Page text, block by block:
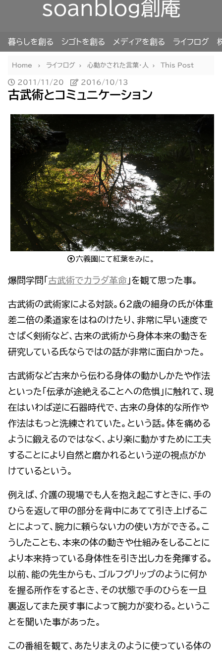
soanblog創庵
暮らしを創る シゴトを創る メディアを創る ライフログ
Home ライフログ 心動かされた言葉・人 This Post
2011/11/20 2016/10/13
古武術とコミュニケーション
六義園にて紅葉をみに。
爆問学問「 古武術でカラダ革命 」を観て思った事。
古武術の武術家による対談。６２歳の細身の氏が体重
差二倍の柔道家をはねのけたり、非常に早い速度で
さばく剣術など、古来の武術から身体本来の動きを
研究している氏ならではの話が非常に面白かった。
古武術など古来から伝わる身体の動かしかたや作法
といった「伝承が途絶えることへの危惧」に触れて、現
在はいわば逆に石器時代で、古来の身体的な所作や
作法はもっと洗練されていた。という話。体を痛める
ように鍛えるのではなく、より楽に動かすために工夫
することにより自然と磨かれるという逆の視点がか
けているという。
例えば、介護の現場でも人を抱え起こすときに、手の
ひらを返して甲の部分を背中にあてて引き上げるこ
とによって、腕力に頼らない力の使い方ができる。こ
うしたことも、本来の体の動きや仕組みをしることに
より本来持っている身体性を引き出し力を発揮する。
以前、能の先生からも、ゴルフグリップのように何か
を握る所作をするとき、その状態で手のひらを一旦
裏返してまた戻す事によって腕力が変わる。というこ
とを聞いた事があった。
この番組を観て、あたりまえのように使っている体の